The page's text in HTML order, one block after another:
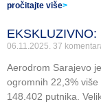
pročitajte više>
06.11.2025. 37
Aerodrom Sarajevo
ogromnih 22,3%
148.402 putnika.